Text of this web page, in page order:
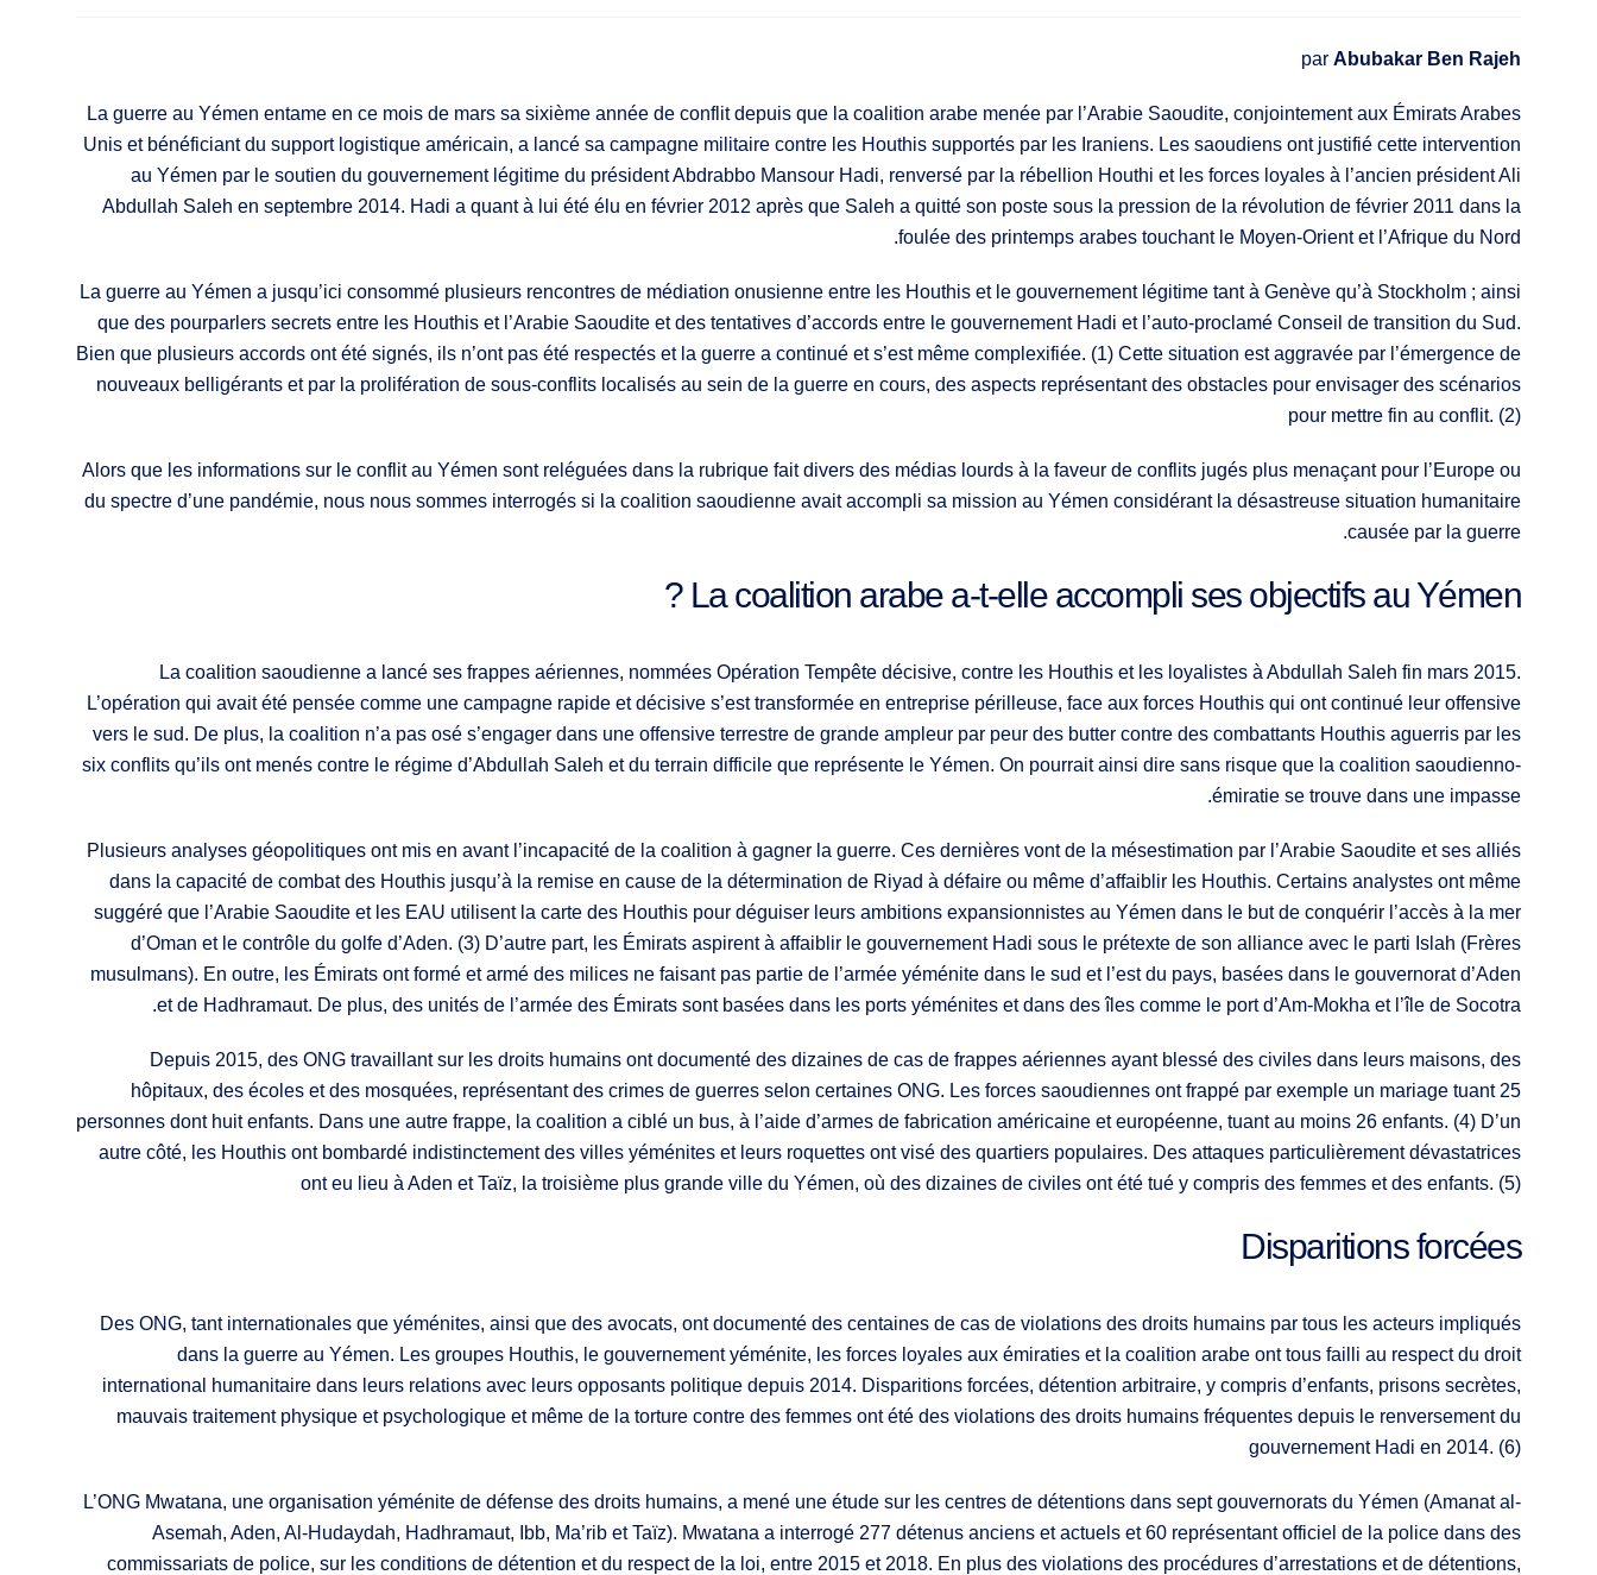
par Abubakar Ben Rajeh
La guerre au Yémen entame en ce mois de mars sa sixième année de conflit depuis que la coalition arabe menée par l’Arabie Saoudite, conjointement aux Émirats Arabes
Unis et bénéficiant du support logistique américain, a lancé sa campagne militaire contre les Houthis supportés par les Iraniens. Les saoudiens ont justifié cette intervention
au Yémen par le soutien du gouvernement légitime du président Abdrabbo Mansour Hadi, renversé par la rébellion Houthi et les forces loyales à l’ancien président Ali
Abdullah Saleh en septembre 2014. Hadi a quant à lui été élu en février 2012 après que Saleh a quitté son poste sous la pression de la révolution de février 2011 dans la
foulée des printemps arabes touchant le Moyen-Orient et l’Afrique du Nord.
La guerre au Yémen a jusqu’ici consommé plusieurs rencontres de médiation onusienne entre les Houthis et le gouvernement légitime tant à Genève qu’à Stockholm ; ainsi
que des pourparlers secrets entre les Houthis et l’Arabie Saoudite et des tentatives d’accords entre le gouvernement Hadi et l’auto-proclamé Conseil de transition du Sud.
Bien que plusieurs accords ont été signés, ils n’ont pas été respectés et la guerre a continué et s’est même complexifiée. (1) Cette situation est aggravée par l’émergence de
nouveaux belligérants et par la prolifération de sous-conflits localisés au sein de la guerre en cours, des aspects représentant des obstacles pour envisager des scénarios
pour mettre fin au conflit. (2)
Alors que les informations sur le conflit au Yémen sont reléguées dans la rubrique fait divers des médias lourds à la faveur de conflits jugés plus menaçant pour l’Europe ou
du spectre d’une pandémie, nous nous sommes interrogés si la coalition saoudienne avait accompli sa mission au Yémen considérant la désastreuse situation humanitaire
causée par la guerre.
La coalition arabe a-t-elle accompli ses objectifs au Yémen ?
La coalition saoudienne a lancé ses frappes aériennes, nommées Opération Tempête décisive, contre les Houthis et les loyalistes à Abdullah Saleh fin mars 2015.
L’opération qui avait été pensée comme une campagne rapide et décisive s’est transformée en entreprise périlleuse, face aux forces Houthis qui ont continué leur offensive
vers le sud. De plus, la coalition n’a pas osé s’engager dans une offensive terrestre de grande ampleur par peur des butter contre des combattants Houthis aguerris par les
six conflits qu’ils ont menés contre le régime d’Abdullah Saleh et du terrain difficile que représente le Yémen. On pourrait ainsi dire sans risque que la coalition saoudienno-
émiratie se trouve dans une impasse.
Plusieurs analyses géopolitiques ont mis en avant l’incapacité de la coalition à gagner la guerre. Ces dernières vont de la mésestimation par l’Arabie Saoudite et ses alliés
dans la capacité de combat des Houthis jusqu’à la remise en cause de la détermination de Riyad à défaire ou même d’affaiblir les Houthis. Certains analystes ont même
suggéré que l’Arabie Saoudite et les EAU utilisent la carte des Houthis pour déguiser leurs ambitions expansionnistes au Yémen dans le but de conquérir l’accès à la mer
d’Oman et le contrôle du golfe d’Aden. (3) D’autre part, les Émirats aspirent à affaiblir le gouvernement Hadi sous le prétexte de son alliance avec le parti Islah (Frères
musulmans). En outre, les Émirats ont formé et armé des milices ne faisant pas partie de l’armée yéménite dans le sud et l’est du pays, basées dans le gouvernorat d’Aden
et de Hadhramaut. De plus, des unités de l’armée des Émirats sont basées dans les ports yéménites et dans des îles comme le port d’Am-Mokha et l’île de Socotra.
Depuis 2015, des ONG travaillant sur les droits humains ont documenté des dizaines de cas de frappes aériennes ayant blessé des civiles dans leurs maisons, des
hôpitaux, des écoles et des mosquées, représentant des crimes de guerres selon certaines ONG. Les forces saoudiennes ont frappé par exemple un mariage tuant 25
personnes dont huit enfants. Dans une autre frappe, la coalition a ciblé un bus, à l’aide d’armes de fabrication américaine et européenne, tuant au moins 26 enfants. (4) D’un
autre côté, les Houthis ont bombardé indistinctement des villes yéménites et leurs roquettes ont visé des quartiers populaires. Des attaques particulièrement dévastatrices
ont eu lieu à Aden et Taïz, la troisième plus grande ville du Yémen, où des dizaines de civiles ont été tué y compris des femmes et des enfants. (5)
Disparitions forcées
Des ONG, tant internationales que yéménites, ainsi que des avocats, ont documenté des centaines de cas de violations des droits humains par tous les acteurs impliqués
dans la guerre au Yémen. Les groupes Houthis, le gouvernement yéménite, les forces loyales aux émiraties et la coalition arabe ont tous failli au respect du droit
international humanitaire dans leurs relations avec leurs opposants politique depuis 2014. Disparitions forcées, détention arbitraire, y compris d’enfants, prisons secrètes,
mauvais traitement physique et psychologique et même de la torture contre des femmes ont été des violations des droits humains fréquentes depuis le renversement du
gouvernement Hadi en 2014. (6)
L’ONG Mwatana, une organisation yéménite de défense des droits humains, a mené une étude sur les centres de détentions dans sept gouvernorats du Yémen (Amanat al-
Asemah, Aden, Al-Hudaydah, Hadhramaut, Ibb, Ma’rib et Taïz). Mwatana a interrogé 277 détenus anciens et actuels et 60 représentant officiel de la police dans des
commissariats de police, sur les conditions de détention et du respect de la loi, entre 2015 et 2018. En plus des violations des procédures d’arrestations et de détentions,